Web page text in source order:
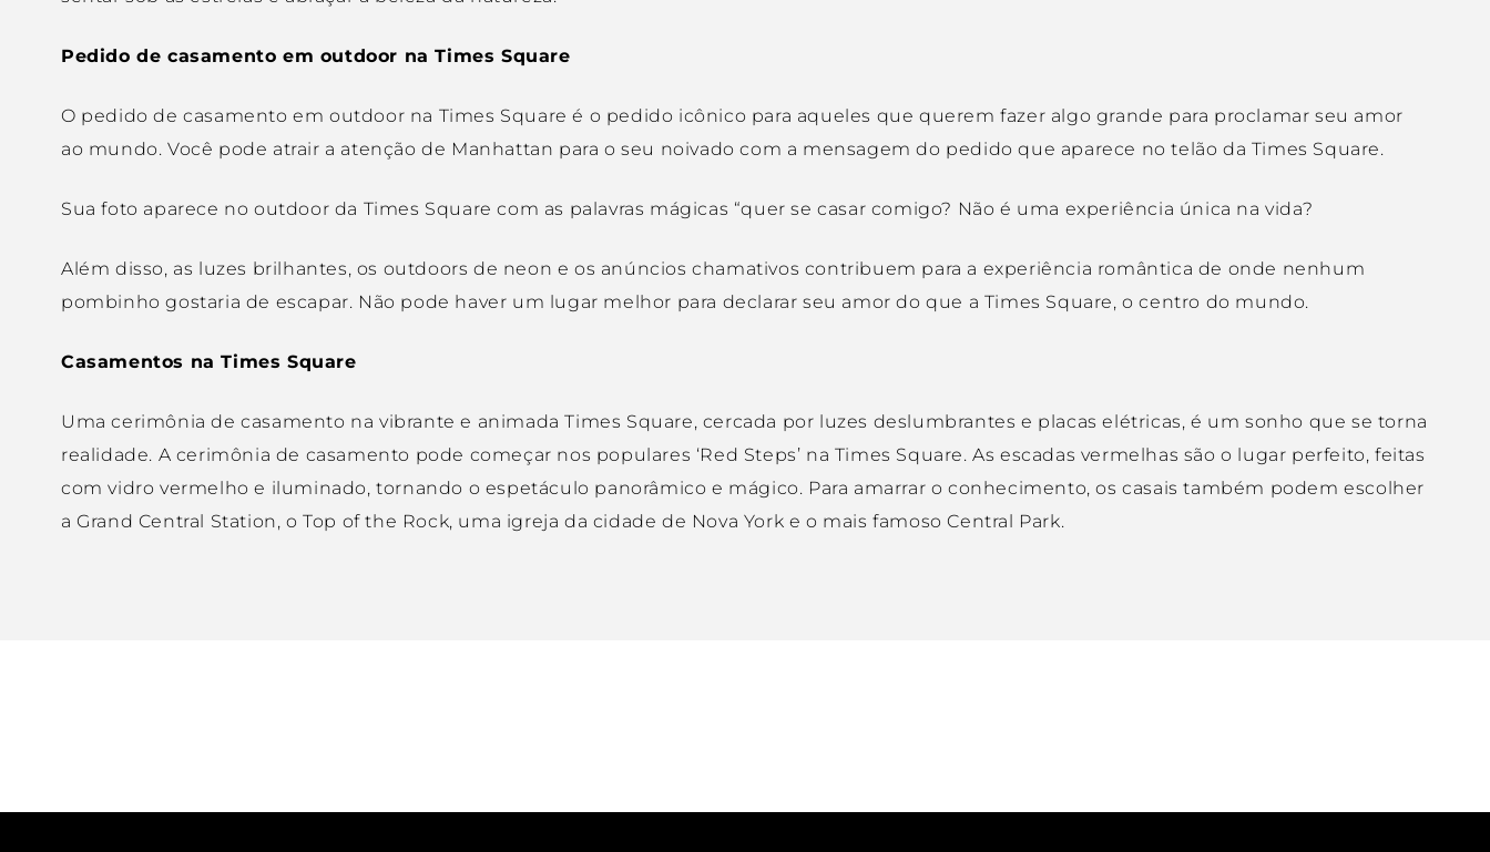
Pedido de casamento em outdoor na Times Square
O pedido de casamento em outdoor na Times Square é o pedido icônico para aqueles que querem fazer algo grande para proclamar seu amor
ao mundo. Você pode atrair a atenção de Manhattan para o seu noivado com a mensagem do pedido que aparece no telão da Times Square.
Sua foto aparece no outdoor da Times Square com as palavras mágicas “quer se casar comigo? Não é uma experiência única na vida?
Além disso, as luzes brilhantes, os outdoors de neon e os anúncios chamativos contribuem para a experiência romântica de onde nenhum
pombinho gostaria de escapar. Não pode haver um lugar melhor para declarar seu amor do que a Times Square, o centro do mundo.
Casamentos na Times Square
Uma cerimônia de casamento na vibrante e animada Times Square, cercada por luzes deslumbrantes e placas elétricas, é um sonho que se torna
realidade. A cerimônia de casamento pode começar nos populares ‘Red Steps’ na Times Square. As escadas vermelhas são o lugar perfeito, feitas
com vidro vermelho e iluminado, tornando o espetáculo panorâmico e mágico. Para amarrar o conhecimento, os casais também podem escolher
a Grand Central Station, o Top of the Rock, uma igreja da cidade de Nova York e o mais famoso Central Park.